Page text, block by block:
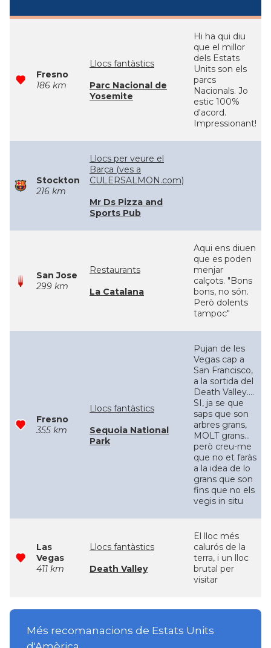
Fresno
186 km
Llocs fantàstics
Parc Nacional de
Yosemite
Hi ha qui diu
que el millor
dels Estats
Units son els
parcs
Nacionals. Jo
estic 100%
d'acord.
Impressionant!
Stockton
216 km
Llocs per veure el
Barça (ves a
CULERSALMON.com)
Mr Ds Pizza and
Sports Pub
San Jose
299 km
Restaurants
La Catalana
Aqui ens diuen
que es poden
menjar
calçots. "Bons
bons, no són.
Però dolents
tampoc"
Fresno
355 km
Llocs fantàstics
Sequoia National
Park
Pujan de les
Vegas cap a
San Francisco,
a la sortida del
Death Valley....
SI, ja se que
saps que son
arbres grans,
MOLT grans...
però creu-me
que no et faràs
a la idea de lo
grans que son
fins que no els
vegis in situ
Las
Vegas
411 km
Llocs fantàstics
Death Valley
El lloc més
calurós de la
terra, i un lloc
brutal per
visitar
Més recomanacions de Estats Units